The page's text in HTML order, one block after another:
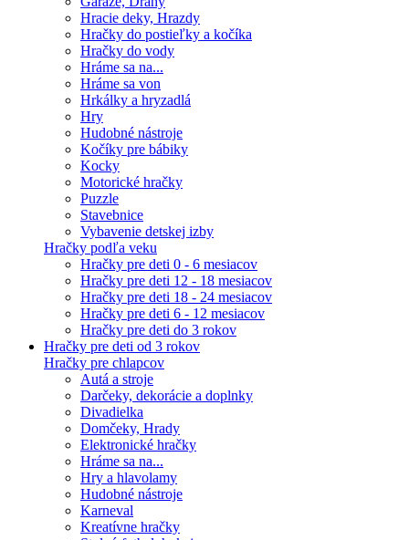
Hracie deky, Hrazdy
Hračky do postieľky a kočíka
Hračky do vody
Hráme sa na...
Hráme sa von
Hrkálky a hryzadlá
Hry
Hudobné nástroje
Kočíky pre bábiky
Kocky
Motorické hračky
Puzzle
Stavebnice
Vybavenie detskej izby
Hračky podľa veku
Hračky pre deti 0 - 6 mesiacov
Hračky pre deti 12 - 18 mesiacov
Hračky pre deti 18 - 24 mesiacov
Hračky pre deti 6 - 12 mesiacov
Hračky pre deti do 3 rokov
Hračky pre deti od 3 rokov
Hračky pre chlapcov
Autá a stroje
Darčeky, dekorácie a doplnky
Divadielka
Domčeky, Hrady
Elektronické hračky
Hráme sa na...
Hry a hlavolamy
Hudobné nástroje
Karneval
Kreatívne hračky